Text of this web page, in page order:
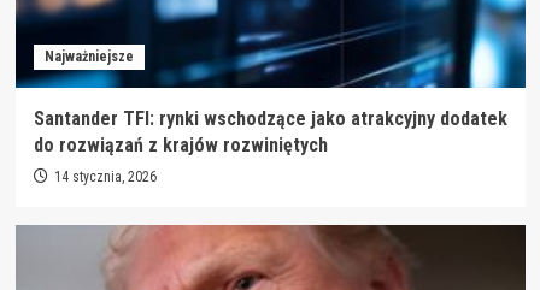
Najważniejsze
Santander TFI: rynki wschodzące jako atrakcyjny dodatek
do rozwiązań z krajów rozwiniętych
14 stycznia, 2026